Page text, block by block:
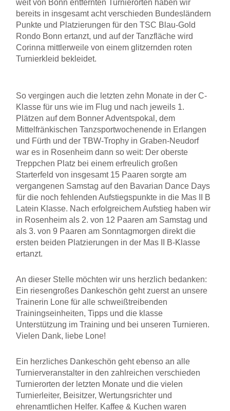
weit von Bonn entfernten Turnierorten haben wir
bereits in insgesamt acht verschieden Bundesländern
Punkte und Platzierungen für den TSC Blau-Gold
Rondo Bonn ertanzt, und auf der Tanzfläche wird
Corinna mittlerweile von einem glitzernden roten
Turnierkleid bekleidet.
So vergingen auch die letzten zehn Monate in der C-
Klasse für uns wie im Flug und nach jeweils 1.
Plätzen auf dem Bonner Adventspokal, dem
Mittelfränkischen Tanzsportwochenende in Erlangen
und Fürth und der TBW-Trophy in Graben-Neudorf
war es in Rosenheim dann so weit: Der oberste
Treppchen Platz bei einem erfreulich großen
Starterfeld von insgesamt 15 Paaren sorgte am
vergangenen Samstag auf den Bavarian Dance Days
für die noch fehlenden Aufstiegspunkte in die Mas II B
Latein Klasse. Nach erfolgreichem Aufstieg haben wir
in Rosenheim als 2. von 12 Paaren am Samstag und
als 3. von 9 Paaren am Sonntagmorgen direkt die
ersten beiden Platzierungen in der Mas II B-Klasse
ertanzt.
An dieser Stelle möchten wir uns herzlich bedanken:
Ein riesengroßes Dankeschön geht zuerst an unsere
Trainerin Lone für alle schweißtreibenden
Trainingseinheiten, Tipps und die klasse
Unterstützung im Training und bei unseren Turnieren.
Vielen Dank, liebe Lone!
Ein herzliches Dankeschön geht ebenso an alle
Turnierveranstalter in den zahlreichen verschieden
Turnierorten der letzten Monate und die vielen
Turnierleiter, Beisitzer, Wertungsrichter und
ehrenamtlichen Helfer. Kaffee & Kuchen waren